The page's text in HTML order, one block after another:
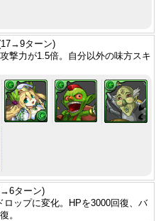
ターン)
撃力が1.5倍。自分以外の味方スキ
ターン)
ロップに変化。HPを3000回復、バ
。